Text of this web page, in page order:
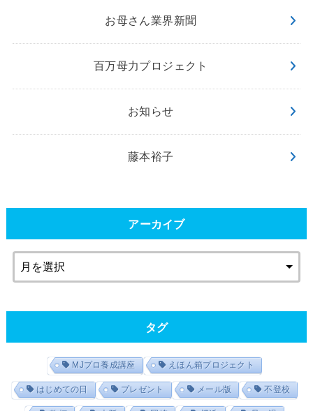
お母さん業界新聞
百万母力プロジェクト
お知らせ
藤本裕子
アーカイブ
タグ
MJプロ養成講座 えほん箱プロジェクト
はじめての日 プレゼント メール版 不登校